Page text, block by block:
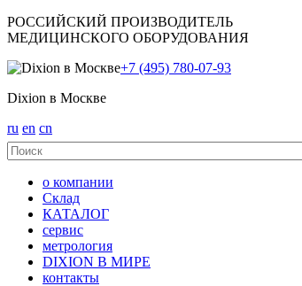
РОССИЙСКИЙ ПРОИЗВОДИТЕЛЬ
МЕДИЦИНСКОГО ОБОРУДОВАНИЯ
+7 (495) 780-07-93
Dixion в Москве
ru en cn
о компании
Склад
КАТАЛОГ
сервис
метрология
DIXION В МИРЕ
контакты